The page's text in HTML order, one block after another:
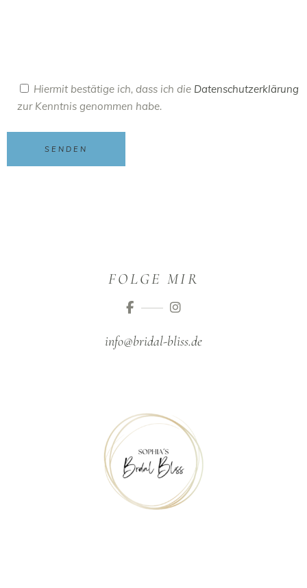
Hiermit bestätige ich, dass ich die Datenschutzerklärung
zur Kenntnis genommen habe.
SENDEN
FOLGE MIR
info@bridal-bliss.de